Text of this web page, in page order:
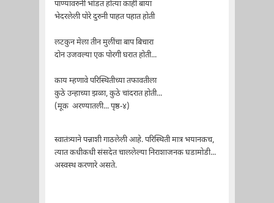
पाण्यावरुनी भांडत होत्या काही बाया
भेदरलेली पोरे दुरुनी पाहत पहात होती
लटकुन मेला तीन मुलींचा बाप बिचारा
दोन उजवल्या एक पोरगी घरात होती...
काय म्हणावे परिस्थितीच्या तफावतीला
कुठे उन्हाच्या झळा, कुठे चांदरात होती...
(मूक अरण्यातली... पृष्ठ-४)
स्वातंत्र्याने पन्नाशी गाठलेली आहे. परिस्थिती मात्र भयानकच,
त्यात कधीकधी संसदेत चाललेल्या निराशाजनक घडामोडी...
अस्वस्थ करणारे असते.